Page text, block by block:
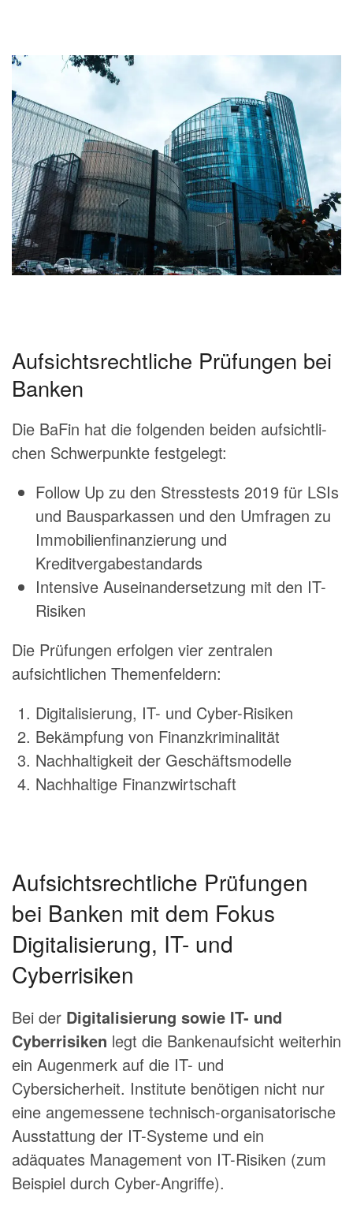
Aufsichtsrechtliche Prüfungen bei
Banken
Die BaFin hat die folgenden beiden aufsichtli­
chen Schwerpunkte festgelegt:
Follow Up zu den Stresstests 2019 für LSIs
und Bausparkassen und den Umfragen zu
Immobilienfinanzierung und
Kreditvergabestandards
Intensive Auseinandersetzung mit den IT-
Risiken
Die Prüfungen erfolgen vier zentralen
aufsichtlichen Themenfeldern:
Digitalisierung, IT- und Cyber-Risiken
Bekämpfung von Finanzkriminalität
Nachhaltigkeit der Geschäftsmodelle
Nachhaltige Finanzwirtschaft
Aufsichtsrechtliche Prüfungen
bei Banken mit dem Fokus
Digitalisierung, IT- und
Cyberrisiken
Bei der Digitalisierung sowie IT- und
Cyberrisiken legt die Bankenaufsicht weiterhin
ein Augenmerk auf die IT- und
Cybersicherheit. Institute benötigen nicht nur
eine angemessene technisch-organisatorische
Ausstattung der IT-Systeme und ein
adäquates Management von IT-Risiken (zum
Bei­spiel durch Cyber-Angriffe).